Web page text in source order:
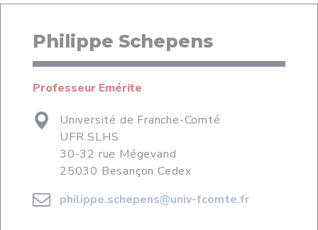
Philippe Schepens
Professeur Emérite
Université de Franche-Comté
UFR SLHS
30-32 rue Mégevand
25030 Besançon Cedex
philippe.schepens@univ-fcomte.fr